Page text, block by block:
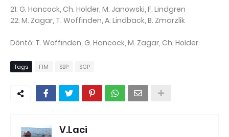
21: G. Hancock, Ch. Holder, M. Janowski, F. Lindgren
22: M. Zagar, T. Woffinden, A. Lindbäck, B. Zmarzlik
Döntő: T. Woffinden, G. Hancock, M. Zagar, Ch. Holder
Tags FIM SBP SGP
V.Laci